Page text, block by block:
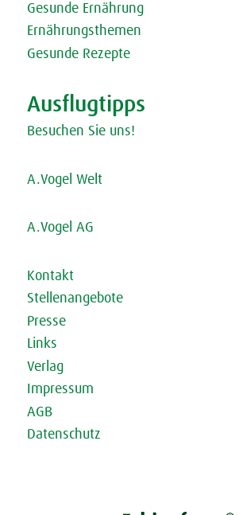
Gesunde Ernährung
Ernährungsthemen
Gesunde Rezepte
Ausflugtipps
Besuchen Sie uns!
A.Vogel Welt
A.Vogel AG
Kontakt
Stellenangebote
Presse
Links
Verlag
Impressum
AGB
Datenschutz